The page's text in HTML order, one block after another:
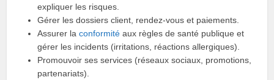
expliquer les risques.
Gérer les dossiers client, rendez-vous et paiements.
Assurer laconformité aux règles de santé publique et
gérer les incidents (irritations, réactions allergiques).
Promouvoir ses services (réseaux sociaux, promotions,
partenariats).